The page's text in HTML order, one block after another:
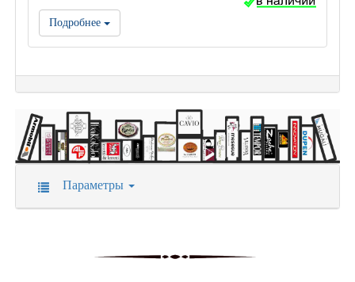
Подробнее
Параметры